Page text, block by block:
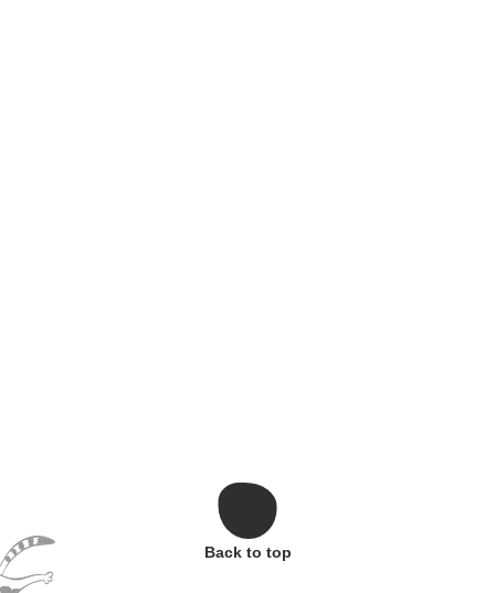
Back to top